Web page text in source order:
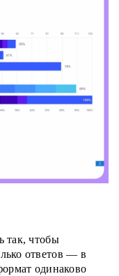
так, чтобы
ответов — в
одинаково